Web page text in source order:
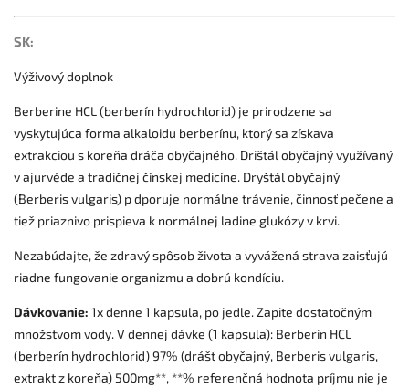
SK:
Výživový doplnok
Berberine HCL (berberín hydrochlorid) je prirodzene sa
vyskytujúca forma alkaloidu berberínu, ktorý sa získava
extrakciou s koreňa dráča obyčajného. Drištál obyčajný využívaný
v ajurvéde a tradičnej čínskej medicíne. Dryštál obyčajný
(Berberis vulgaris) p dporuje normálne trávenie, činnosť pečene a
tiež priaznivo prispieva k normálnej ladine glukózy v krvi.
Nezabúdajte, že zdravý spôsob života a vyvážená strava zaisťujú
riadne fungovanie organizmu a dobrú kondíciu.
Dávkovanie: 1x denne 1 kapsula, po jedle. Zapite dostatočným
množstvom vody. V dennej dávke (1 kapsula): Berberin HCL
(berberín hydrochlorid) 97% (drášť obyčajný, Berberis vulgaris,
extrakt z koreňa) 500mg**, **% referenčná hodnota príjmu nie je